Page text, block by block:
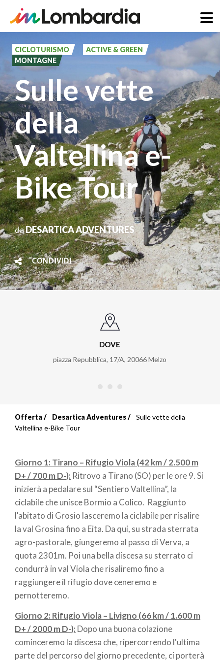
contenuto
principale
CICLOTURISMO
ACTIVE & GREEN
MONTAGNE
Sulle vette
della
Valtellina e-
Bike Tour
daDESARTICA ADVENTURES
CONDIVIDI
DOVE
piazza Repubblica, 17/A, 20066Melzo
Briciole
pane
Offerta Desartica Adventures
Sulle vette della
Valtellina e-Bike Tour
Giorno 1: Tirano – Rifugio Viola (42 km / 2.500 m
D+ / 700 m D-): Ritrovo a Tirano (SO) per le ore 9. Si
inizierà a pedalare sul “Sentiero Valtellina”, la
ciclabile che unisce Bormio a Colico. Raggiunto
l'abitato di Grosio lasceremo la ciclabile per risalire
la val Grosina fino a Eita. Da qui, su strada sterrata
agro-pastorale, giungeremo al passo di Verva, a
quota 2301m. Poi una bella discesa su sterrato ci
condurrà in val Viola che risaliremo fino a
raggiungere il rifugio dove ceneremo e
pernotteremo.
Giorno 2: Rifugio Viola – Livigno (66 km / 1.600 m
D+ / 2000 m D-): Dopo una buona colazione
cominceremo la discesa che, ripercorrendo l'ultima
parte del percorso del giorno precedente, ci porterà